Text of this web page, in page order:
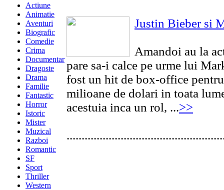
Actiune
Animatie
Aventuri
Biografic
Comedie
Crima
Documentar
Dragoste
Drama
Familie
Fantastic
Horror
Istoric
Mister
Muzical
Razboi
Romantic
SF
Sport
Thriller
Western
Justin Bieber si
Amandoi au la
pare sa-i calce pe urme lui
fost un hit de box-office
milioane de dolari in toata
acestuia inca un rol, ...>>